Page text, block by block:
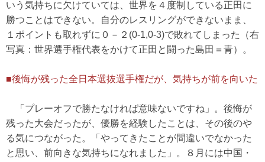
いう気持ちに欠けていては、世界を４度制している正田に
勝つことはできない。自分のレスリングができないまま、
１ポイントも取れずに０－２(0-1,0-3)で敗れてしまった（右
写真：世界選手権代表をかけて正田と闘った島田＝青）。
■後悔が残った全日本選抜選手権だが、気持ちが前を向いた
「プレーオフで勝たなければ意味ないですね」。後悔が
残った大会だったが、優勝を経験したことは、その後のや
る気につながった。「やってきたことが間違いでなかった
と思い、前向きな気持ちになれました」。８月には中国・